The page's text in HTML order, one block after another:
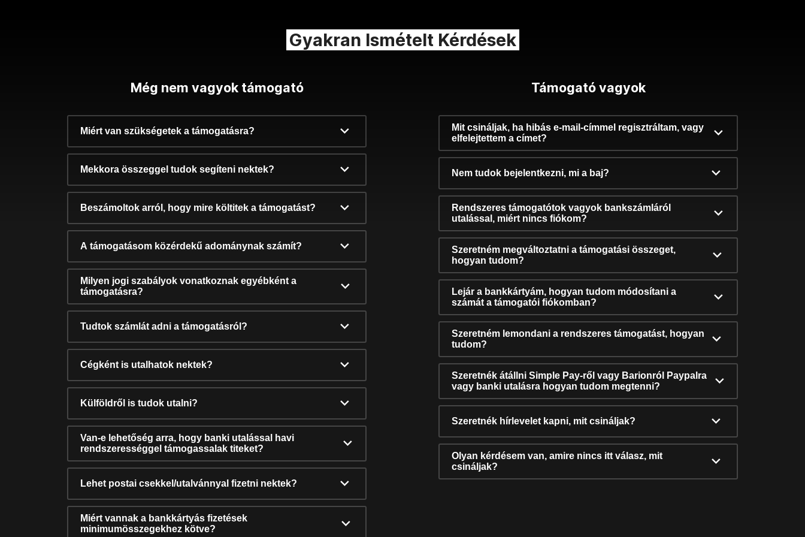
Gyakran Ismételt Kérdések
Még nem vagyok támogató
Miért van szükségetek a támogatásra?
Mekkora összeggel tudok segíteni nektek?
Beszámoltok arról, hogy mire költitek a támogatást?
A támogatásom közérdekű adománynak számít?
Milyen jogi szabályok vonatkoznak egyébként a
támogatásra?
Tudtok számlát adni a támogatásról?
Cégként is utalhatok nektek?
Külföldről is tudok utalni?
Van-e lehetőség arra, hogy banki utalással havi
rendszerességgel támogassalak titeket?
Lehet postai csekkel/utalvánnyal fizetni nektek?
Miért vannak a bankkártyás fizetések
minimumösszegekhez kötve?
Támogató vagyok
Mit csináljak, ha hibás e-mail-címmel regisztráltam, vagy
elfelejtettem a címet?
Nem tudok bejelentkezni, mi a baj?
Rendszeres támogatótok vagyok bankszámláról
utalással, miért nincs fiókom?
Szeretném megváltoztatni a támogatási összeget,
hogyan tudom?
Lejár a bankkártyám, hogyan tudom módosítani a
számát a támogatói fiókomban?
Szeretném lemondani a rendszeres támogatást, hogyan
tudom?
Szeretnék átállni Simple Pay-ről vagy Barionról Paypalra
vagy banki utalásra hogyan tudom megtenni?
Szeretnék hírlevelet kapni, mit csináljak?
Olyan kérdésem van, amire nincs itt válasz, mit
csináljak?